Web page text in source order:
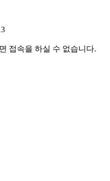
접속을 하실 수 없습니다.